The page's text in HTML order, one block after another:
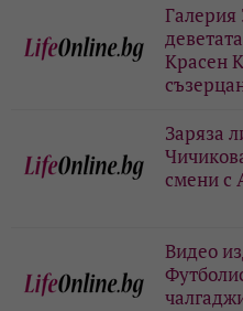
Галерия
Красен
Заряза
смени с
Видео